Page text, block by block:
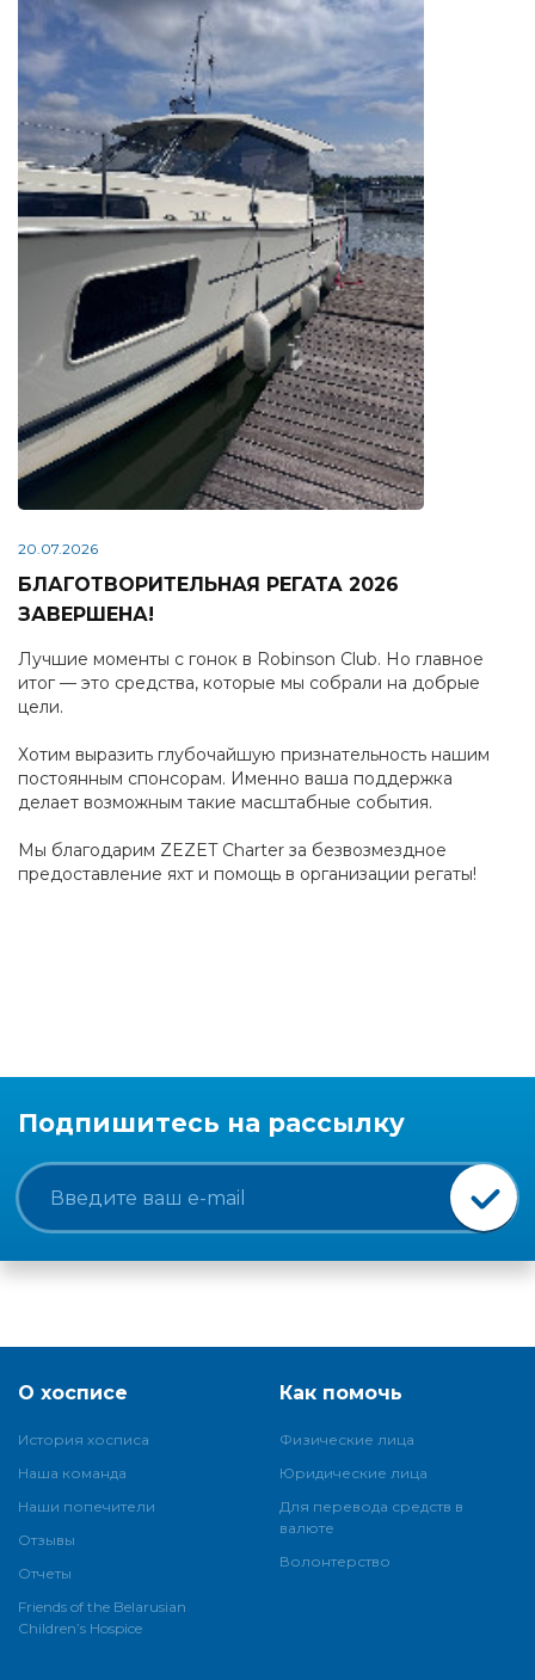
20.07.2026
БЛАГОТВОРИТЕЛЬНАЯ РЕГАТА 2026
ЗАВЕРШЕНА!
Лучшие моменты с гонок в Robinson Club. Но главное
итог — это средства, которые мы собрали на добрые
цели.
Хотим выразить глубочайшую признательность нашим
постоянным спонсорам. Именно ваша поддержка
делает возможным такие масштабные события.
Мы благодарим ZEZET Charter за безвозмездное
предоставление яхт и помощь в организации регаты!
Подпишитесь на рассылку
О хосписе
История хосписа
Наша команда
Наши попечители
Отзывы
Отчеты
Friends of the Belarusian
Children’s Hospice
Как помочь
Физические лица
Юридические лица
Для перевода средств в
валюте
Волонтерство